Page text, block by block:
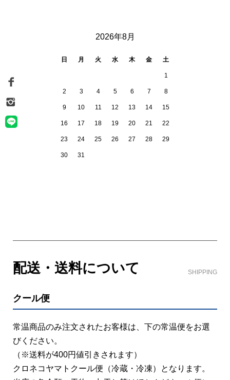
2026年8月
日 月 火 水 木 金 土
1
2 3 4 5 6 7 8
9 10 11 12 13 14 15
16 17 18 19 20 21 22
23 24 25 26 27 28 29
30 31
配送・送料について SHIPPING
クール便
常温商品のみ注文されたお客様は、下の常温便をお選
びください。
（※送料が400円値引きされます）
クロネコヤマトクール便（冷蔵・冷凍）となります。